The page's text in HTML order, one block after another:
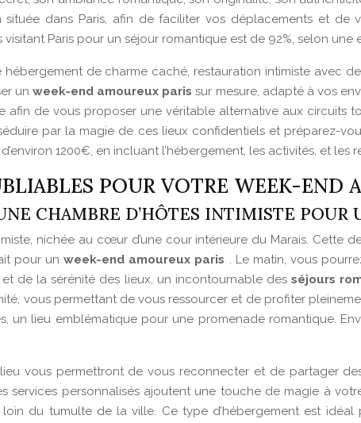
dans Paris, afin de faciliter vos déplacements et
Paris pour un séjour romantique est de 92%, selon une
de charme caché, restauration intimiste avec
unweek-end amoureux parissur mesure, adapté à vos
afin de vous proposer une véritable alternative aux circuits
par la magie de ces lieux confidentiels et préparez-
1200€, en incluant l’hébergement, les activités, et les
POUR VOTRE WEEK-END
CHAMBRE D’HÔTES INTIMISTE POUR
nichée au cœur d’une cour intérieure du Marais. Cette
pour unweek-end amoureux paris . Le matin, vous
de la sérénité des lieux, un incontournable desséjours
vous permettant de vous ressourcer et de profiter
un lieu emblématique pour une promenade romantique.
vous permettront de vous reconnecter et de partager
services personnalisés ajoutent une touche de magie à
du tumulte de la ville. Ce type d’hébergement est